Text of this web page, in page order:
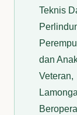
Teknis
dan
Veteran,